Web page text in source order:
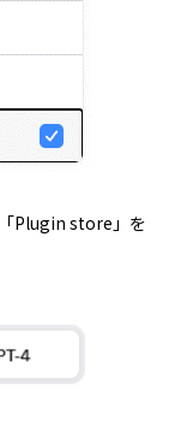
Plugin store」を